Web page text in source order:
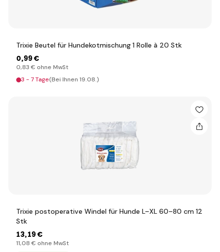
Trixie Beutel für Hundekotmischung 1 Rolle à 20 Stk
0,99 €
0,83 € ohne MwSt
3 - 7 Tage(Bei Ihnen 19.08.)
Trixie postoperative Windel für Hunde L–XL 60–80 cm 12
Stk
13,19 €
11,08 € ohne MwSt